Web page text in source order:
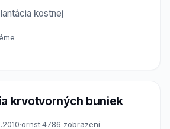
kostnej
krvotvorných buniek
·ornst·4786 zobrazení